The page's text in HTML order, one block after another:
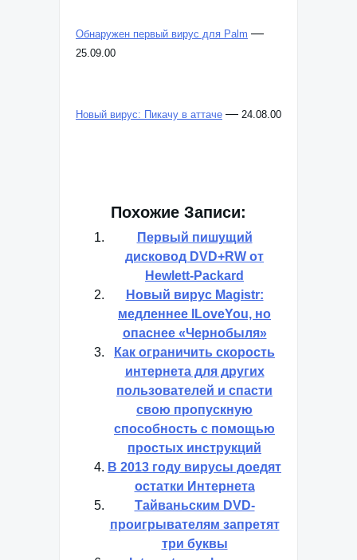
Обнаружен первый вирус для Palm —
25.09.00
Новый вирус: Пикачу в аттаче — 24.08.00
Похожие Записи:
Первый пишущий
дисковод DVD+RW от
Hewlett-Packard
Новый вирус Magistr:
медленнее ILoveYou, но
опаснее «Чернобыля»
Как ограничить скорость
интернета для других
пользователей и спасти
свою пропускную
способность с помощью
простых инструкций
В 2013 году вирусы доедят
остатки Интернета
Тайваньским DVD-
проигрывателям запретят
три буквы